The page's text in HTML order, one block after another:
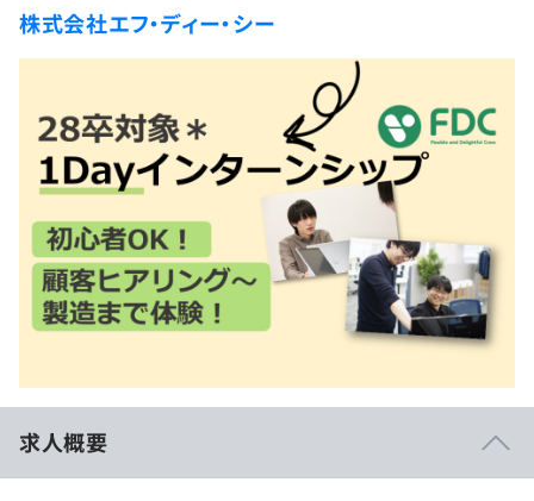
新卒エージェント
インタビュー
4択課題
リファレンス
個人向けプラン
法人向けプラン
学校向けプラン
契約内容・クーポン
再チャレンジ結果一覧
Tech Team Journal
paiza times
note
paizaとは？
株式会社エフ・ディー・シー
求人概要